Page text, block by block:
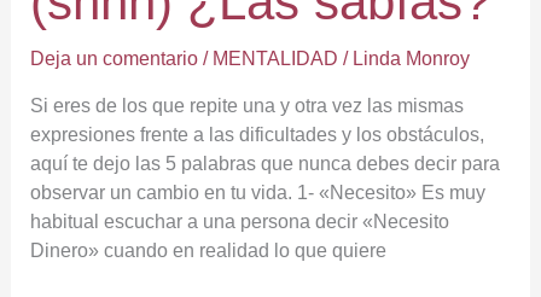
Deja un comentario / MENTALIDAD / Linda Monroy
Si eres de los que repite una y otra vez las mismas
expresiones frente a las dificultades y los obstáculos,
aquí te dejo las 5 palabras que nunca debes decir para
observar un cambio en tu vida. 1- «Necesito» Es muy
habitual escuchar a una persona decir «Necesito
Dinero» cuando en realidad lo que quiere